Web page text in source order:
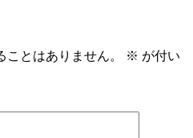
とはありません。 ※ が付い